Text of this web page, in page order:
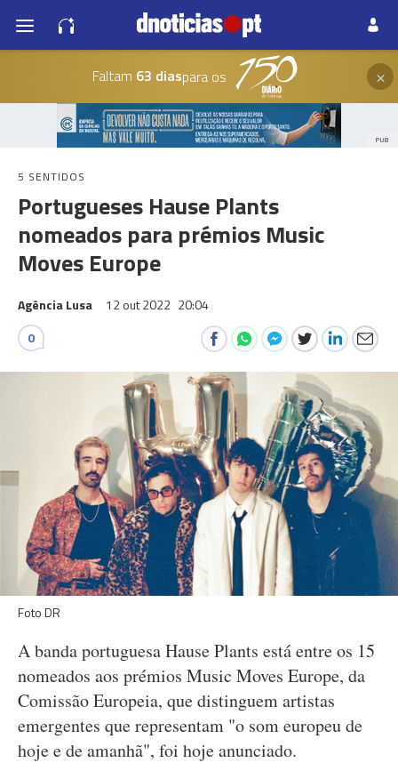
Faltam 63 diaspara os ×
PUB
5 SENTIDOS
Portugueses Hause Plants
nomeados para prémios Music
Moves Europe
Agência Lusa 12 out 2022 20:04
0
Foto DR
A banda portuguesa Hause Plants está entre os 15
nomeados aos prémios Music Moves Europe, da
Comissão Europeia, que distinguem artistas
emergentes que representam "o som europeu de
hoje e de amanhã", foi hoje anunciado.